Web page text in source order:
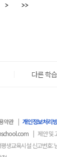
다른 학
약관 | 개인정보처리
| 제안 및
생교육시설 신고번호: